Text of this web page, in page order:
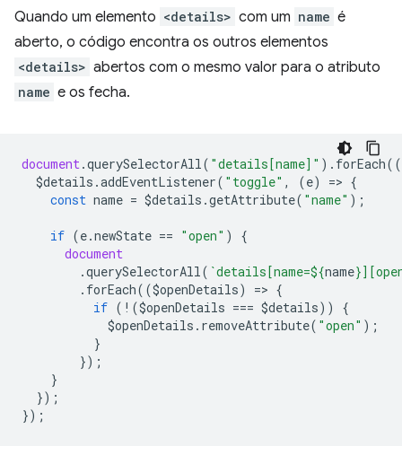
Quando um elemento <details> com um name é
aberto, o código encontra os outros elementos
<details> abertos com o mesmo valor para o atributo
name e os fecha.
document.querySelectorAll( "details[name]" ). forEach((
$details .addEventListener( "toggle" , (e) => {
const name = $details .getAttribute( "name" );
if (e.newState == "open" )
{
document
.querySelectorAll( `details[name=${name}
. forEach(($openDetails) => {
if ( ! ($openDetails === $details))
{
$openDetails . removeAttribute( "open" );
}
});
}
});
});